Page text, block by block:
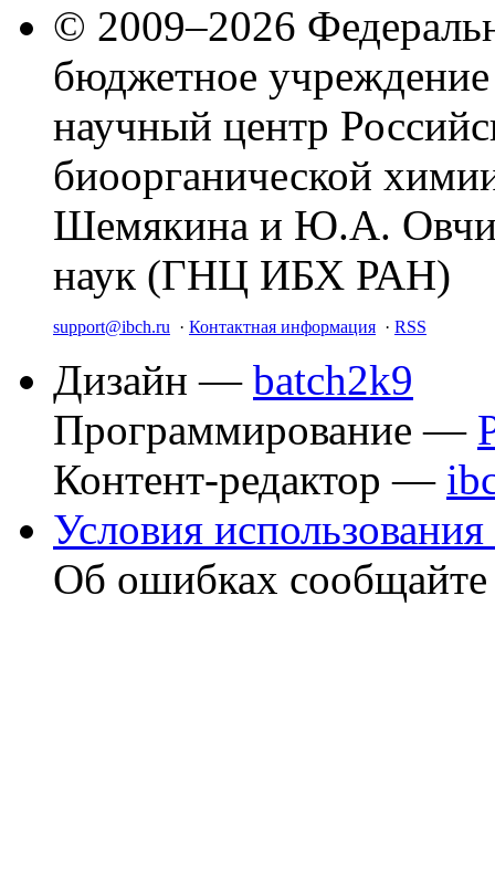
© 2009–2026
бюджетное
научный центр
биоорганической
Шемякина и Ю.А.
наук (ГНЦ ИБХ РАН)
support@ibch.ru · Контактная информация · RSS
Дизайн — batch2k9
Программирование —
Контент-редактор —
Условия использования
Об ошибках